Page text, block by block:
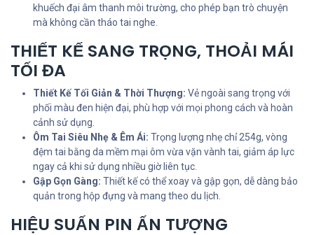
khuếch đại âm thanh môi trường, cho phép bạn trò chuyện
mà không cần tháo tai nghe.
THIẾT KẾ SANG TRỌNG, THOẢI MÁI
TỐI ĐA
Thiết Kế Tối Giản & Thời Thượng: Vẻ ngoài sang trọng với
phối màu đen hiện đại, phù hợp với mọi phong cách và hoàn
cảnh sử dụng.
Ôm Tai Siêu Nhẹ & Êm Ái: Trọng lượng nhẹ chỉ 254g, vòng
đệm tai bằng da mềm mại ôm vừa vặn vành tai, giảm áp lực
ngay cả khi sử dụng nhiều giờ liên tục.
Gập Gọn Gàng: Thiết kế có thể xoay và gập gọn, dễ dàng bảo
quản trong hộp đựng và mang theo du lịch.
HIỆU SUẤN PIN ẤN TƯỢNG